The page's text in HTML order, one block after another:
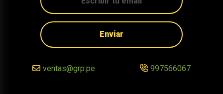
Enviar
ventas@grp.pe 997566067